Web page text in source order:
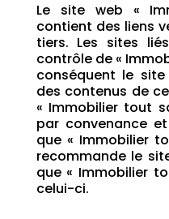
Le site web «
contient des liens
tiers. Les sites
contrôle de «
conséquent le
des contenus de
« Immobilier tout
par convenance
que « Immobilier
recommande le
que « Immobilier
celui-ci.